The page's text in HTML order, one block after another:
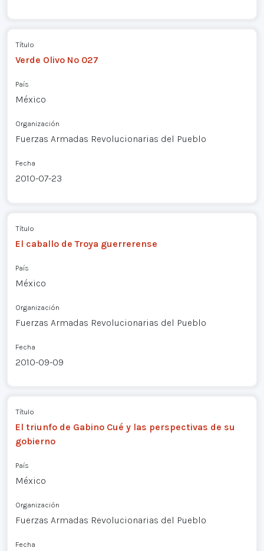
Título
Verde Olivo Nº 027
País
México
Organización
Fuerzas Armadas Revolucionarias del Pueblo
Fecha
2010-07-23
Título
El caballo de Troya guerrerense
País
México
Organización
Fuerzas Armadas Revolucionarias del Pueblo
Fecha
2010-09-09
Título
El triunfo de Gabino Cué y las perspectivas de su
gobierno
País
México
Organización
Fuerzas Armadas Revolucionarias del Pueblo
Fecha